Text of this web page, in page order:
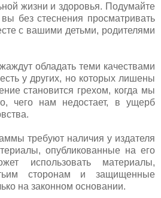
жизни и здоровья. Подумайте
без стеснения просматривать
с вашими детьми, родителями
обладать теми качествами
у других, но которых лишены
становится грехом, когда мы
чего нам недостает, в ущерб
требуют наличия у издателя
опубликованные на его
использовать материалы,
сторонам и защищенные
на законном основании.